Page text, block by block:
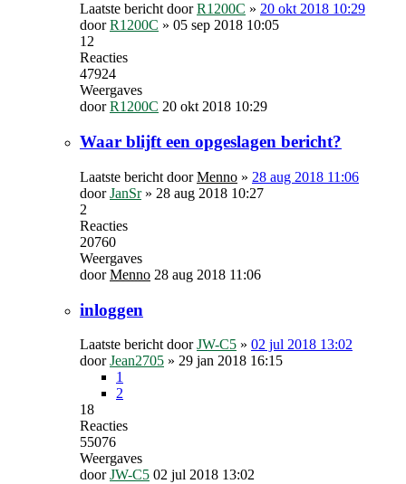
Laatste bericht doorR1200C » 20 okt 2018 10:29
doorR1200C » 05 sep 2018 10:05
12
Reacties
47924
Weergaves
doorR1200C 20 okt 2018 10:29
Waar blijft een opgeslagen bericht?
Laatste bericht doorMenno » 28 aug 2018 11:06
doorJanSr» 28 aug 2018 10:27
2
Reacties
20760
Weergaves
doorMenno 28 aug 2018 11:06
inloggen
Laatste bericht doorJW-C5 » 02 jul 2018 13:02
doorJean2705 » 29 jan 2018 16:15
1
2
18
Reacties
55076
Weergaves
doorJW-C5 02 jul 2018 13:02